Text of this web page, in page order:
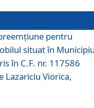
pentru
situat în
în C.F. nr. 117586
Lazariciu Viorica,